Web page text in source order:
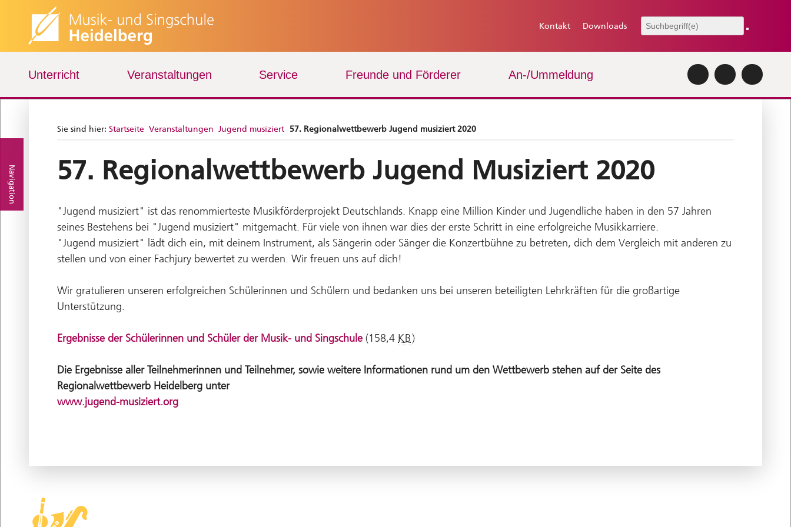
Kontakt Downloads
Unterricht Veranstaltungen Service Freunde und Förderer An-/Ummeldung
Sie sind hier: Startseite Veranstaltungen Jugend musiziert 57. Regionalwettbewerb Jugend musiziert 2020
Navigation 57. Regionalwettbewerb Jugend Musiziert 2020
"Jugend musiziert" ist das renommierteste Musikförderprojekt Deutschlands. Knapp eine Million Kinder und Jugendliche haben in den 57 Jahren
seines Bestehens bei "Jugend musiziert" mitgemacht. Für viele von ihnen war dies der erste Schritt in eine erfolgreiche Musikkarriere.
"Jugend musiziert" lädt dich ein, mit deinem Instrument, als Sängerin oder Sänger die Konzertbühne zu betreten, dich dem Vergleich mit anderen zu
stellen und von einer Fachjury bewertet zu werden. Wir freuen uns auf dich!
Wir gratulieren unseren erfolgreichen Schülerinnen und Schülern und bedanken uns bei unseren beteiligten Lehrkräften für die großartige
Unterstützung.
Ergebnisse der Schülerinnen und Schüler der Musik- und Singschule (158,4 KB)
Die Ergebnisse aller Teilnehmerinnen und Teilnehmer, sowie weitere Informationen rund um den Wettbewerb stehen auf der Seite des
Regionalwettbewerb Heidelberg unter
www.jugend-musiziert.org